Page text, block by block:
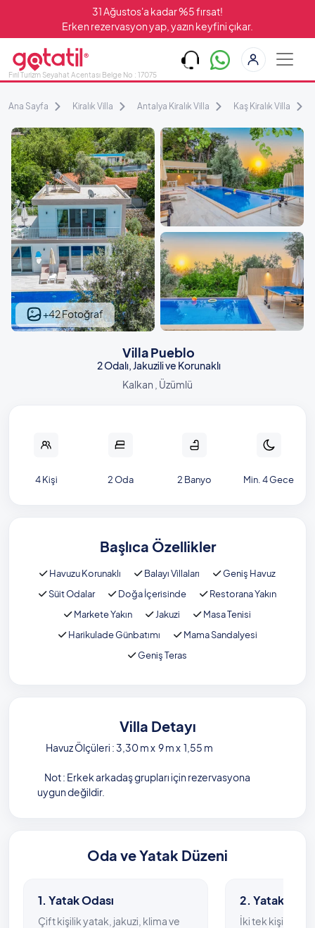
31 Ağustos'a kadar %5 fırsat!
Erken rezervasyon yap, yazın keyfini çıkar.
Fırıl Turizm Seyahat Acentası Belge No : 17075
Ana Sayfa Kiralık Villa Antalya Kiralık Villa Kaş Kiralık Villa
Villa Pueblo
2 Odalı, Jakuzili ve Korunaklı
Kalkan , Üzümlü
+42 Fotoğraf
4 Kişi 2 Oda 2 Banyo Min. 4 Gece
Başlıca Özellikler
Havuzu Korunaklı Balayı Villaları
Geniş Havuz
Süit Odalar
Doğa İçerisinde
Restorana Yakın
Markete Yakın
Jakuzi
Masa Tenisi
Harikulade Günbatımı
Mama Sandalyesi
Geniş Teras
Villa Detayı
Havuz Ölçüleri : 3,30 m x 9 m x 1,55 m
Not : Erkek arkadaş grupları için rezervasyona
uygun değildir.
Oda ve Yatak Düzeni
1. Yatak Odası
Çift kişilik yatak, jakuzi, klima ve
2. Yatak
İki tek kişilik